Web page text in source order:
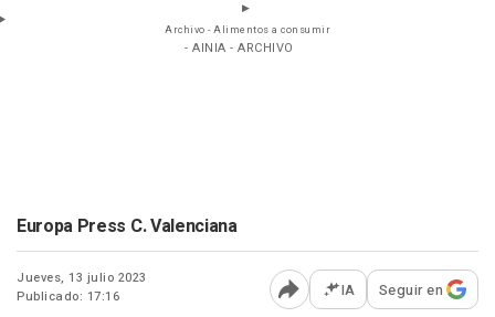
Archivo - Alimentos a consumir
- AINIA - ARCHIVO
Europa Press C. Valenciana
Jueves, 13 julio 2023
Publicado: 17:16
Abrir opciones para
IA Seguir en